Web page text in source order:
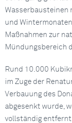
Wasserbausteinen
und
Maßnahmen zur
Mündungsbereich
Rund 10.000
im Zuge der
Verbauung des
abgesenkt wurde,
vollständig